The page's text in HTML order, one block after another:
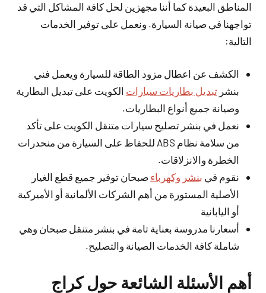
المناطق البعيدة كما أننا مجهزين لحل كافة المشاكل التي قد
تواجهنا في صيانة السيارة. ونعمل على توفير الخدمات
التالية:
الكشف عن اعطال مزود الطاقة للسيارة ويعمل فني
بنشرتبديل بطاريات سيارات الكويت على تبديل البطارية
وصيانة جميع أنواع البطاريات.
نعمل في بنشر تصليح سيارات متنقل الكويت على تأكد
من سلامة نظام ABS للحفاظ على السيارة من منحدرات
الخطرة والانزلاقات.
نقوم في بنشر وكهرباء صبحان توفير جميع قطع الغيار
الأصلية المستورة من أهم الشركات الألمانية أو الأميركية
أو اليابانية
أسعارنا مدروسة بعناية تامة في بنشر متنقل صبحان وهي
شاملة كافة الخدمات الصيانة والتصليح.
أهم الأسئلة الشائعة حول كراج